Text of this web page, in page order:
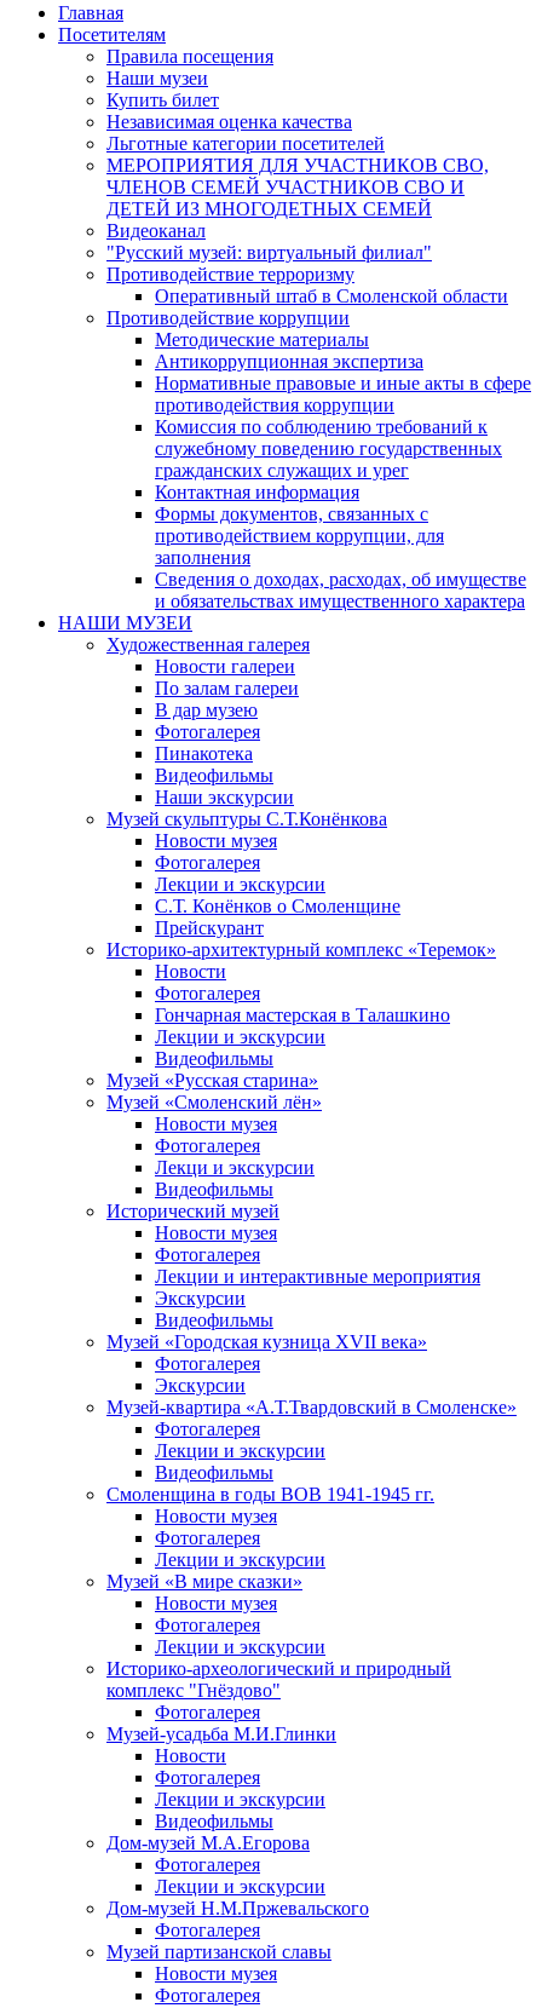
Главная
Посетителям
Правила посещения
Наши музеи
Купить билет
Независимая оценка качества
Льготные категории посетителей
МЕРОПРИЯТИЯ ДЛЯ УЧАСТНИКОВ СВО,
ЧЛЕНОВ СЕМЕЙ УЧАСТНИКОВ СВО И
ДЕТЕЙ ИЗ МНОГОДЕТНЫХ СЕМЕЙ
Видеоканал
"Русский музей: виртуальный филиал"
Противодействие терроризму
Оперативный штаб в Смоленской области
Противодействие коррупции
Методические материалы
Антикоррупционная экспертиза
Нормативные правовые и иные акты в сфере
противодействия коррупции
Комиссия по соблюдению требований к
служебному поведению государственных
гражданских служащих и урег
Контактная информация
Формы документов, связанных с
противодействием коррупции, для
заполнения
Сведения о доходах, расходах, об имуществе
и обязательствах имущественного характера
НАШИ МУЗЕИ
Художественная галерея
Новости галереи
По залам галереи
В дар музею
Фотогалерея
Пинакотека
Видеофильмы
Наши экскурсии
Музей скульптуры С.Т.Конёнкова
Новости музея
Фотогалерея
Лекции и экскурсии
С.Т. Конёнков о Смоленщине
Прейскурант
Историко-архитектурный комплекс «Теремок»
Новости
Фотогалерея
Гончарная мастерская в Талашкино
Лекции и экскурсии
Видеофильмы
Музей «Русская старина»
Музей «Смоленский лён»
Новости музея
Фотогалерея
Лекци и экскурсии
Видеофильмы
Исторический музей
Новости музея
Фотогалерея
Лекции и интерактивные мероприятия
Экскурсии
Видеофильмы
Музей «Городская кузница XVII века»
Фотогалерея
Экскурсии
Музей-квартира «А.Т.Твардовский в Смоленске»
Фотогалерея
Лекции и экскурсии
Видеофильмы
Смоленщина в годы ВОВ 1941-1945 гг.
Новости музея
Фотогалерея
Лекции и экскурсии
Музей «В мире сказки»
Новости музея
Фотогалерея
Лекции и экскурсии
Историко-археологический и природный
комплекс "Гнёздово"
Фотогалерея
Музей-усадьба М.И.Глинки
Новости
Фотогалерея
Лекции и экскурсии
Видеофильмы
Дом-музей М.А.Егорова
Фотогалерея
Лекции и экскурсии
Дом-музей Н.М.Пржевальского
Фотогалерея
Музей партизанской славы
Новости музея
Фотогалерея